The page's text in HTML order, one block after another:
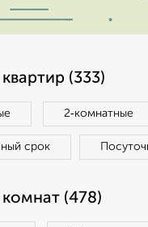
(333)
2‑комнатные
срок
(478)